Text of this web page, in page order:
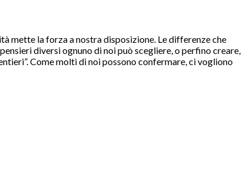
mette la forza a nostra disposizione. Le differenze che
diversi ognuno di noi può scegliere, o perfino creare,
Come molti di noi possono confermare, ci vogliono